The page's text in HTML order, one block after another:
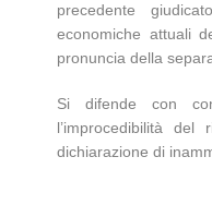
precedente
economiche attuali
pronuncia della
Si difende con
l’improcedibilità
dichiarazione di